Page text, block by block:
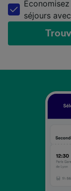
séjours